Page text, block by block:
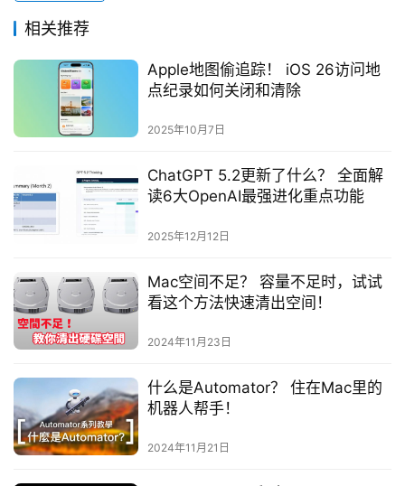
相关推荐
Apple地图偷追踪！ iOS 26访问地
点纪录如何关闭和清除
2025年10月7日
ChatGPT 5.2更新了什么？ 全面解
读6大OpenAI最强进化重点功能
2025年12月12日
Mac空间不足？ 容量不足时，试试
看这个方法快速清出空间！
2024年11月23日
什么是Automator？ 住在Mac里的
机器人帮手！
2024年11月21日